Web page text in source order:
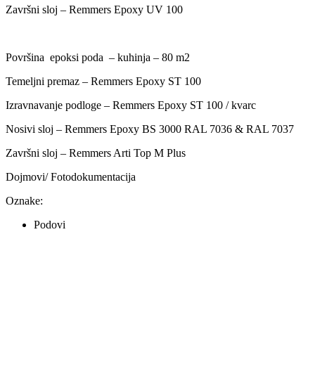
Završni sloj – Remmers Epoxy UV 100
Površina epoksi poda – kuhinja – 80 m2
Temeljni premaz – Remmers Epoxy ST 100
Izravnavanje podloge – Remmers Epoxy ST 100 / kvarc
Nosivi sloj – Remmers Epoxy BS 3000 RAL 7036 & RAL 7037
Završni sloj – Remmers Arti Top M Plus
Dojmovi/ Fotodokumentacija
Oznake:
Podovi